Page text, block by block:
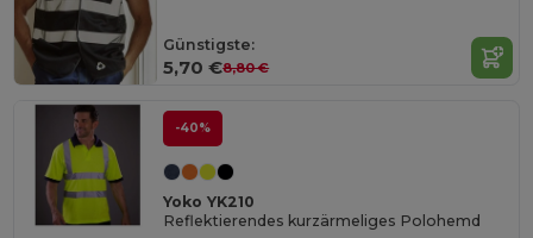
Günstigste:
5,70 €8,80 €
-40%
Yoko YK210
Reflektierendes kurzärmeliges Polohemd